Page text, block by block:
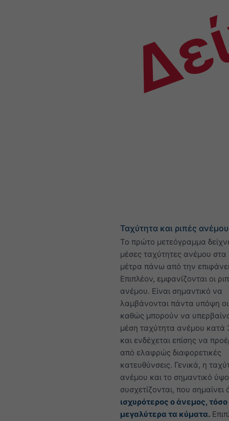
Ταχύτητα και ριπές ανέμου
Το πρώτο μετεόγραμμα
μέσες ταχύτητες ανέμου στα
μέτρα πάνω από την
Επιπλέον, εμφανίζονται οι
ανέμου. Είναι σημαντικό να
λαμβάνονται πάντα υπόψη οι
καθώς μπορούν να
μέση ταχύτητα ανέμου κατά
και ενδέχεται επίσης να
από ελαφρώς διαφορετικές
κατευθύνσεις. Γενικά, η
ανέμου και το σημαντικό
συσχετίζονται, που σημαίνει
ισχυρότερος ο άνεμος, τόσο
μεγαλύτερα τα κύματα.